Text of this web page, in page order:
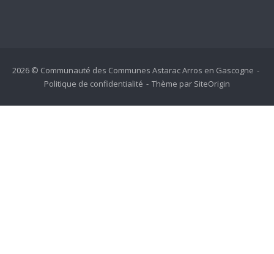
2026 © Communauté des Communes Astarac Arros en Gascogne
Politique de confidentialité
Thème par SiteOrigin